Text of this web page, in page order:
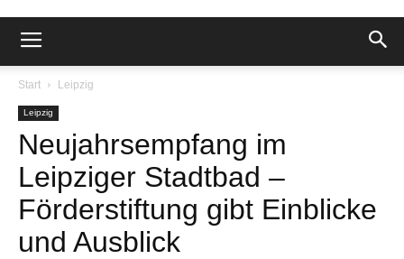
Start Leipzig
Leipzig
Neujahrsempfang im
Leipziger Stadtbad –
Förderstiftung gibt Einblicke
und Ausblick